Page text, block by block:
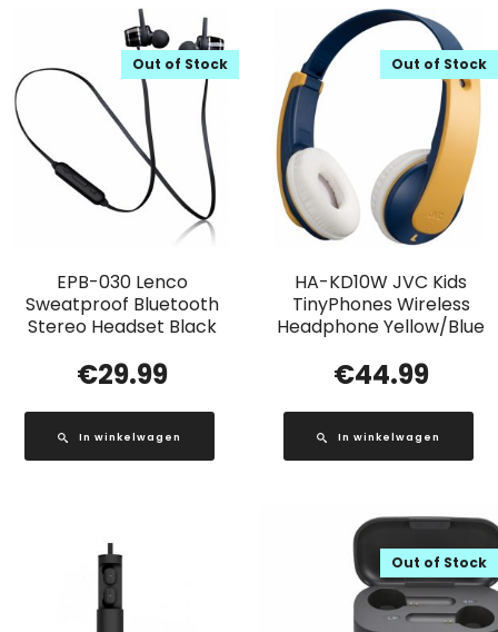
EPB-030 Lenco
Sweatproof Bluetooth
Stereo Headset Black
Out of Stock
€29.99
In winkelwagen
HA-KD10W JVC Kids
TinyPhones Wireless
Headphone Yellow/Blue
Out of Stock
€44.99
In winkelwagen
Out of Stock